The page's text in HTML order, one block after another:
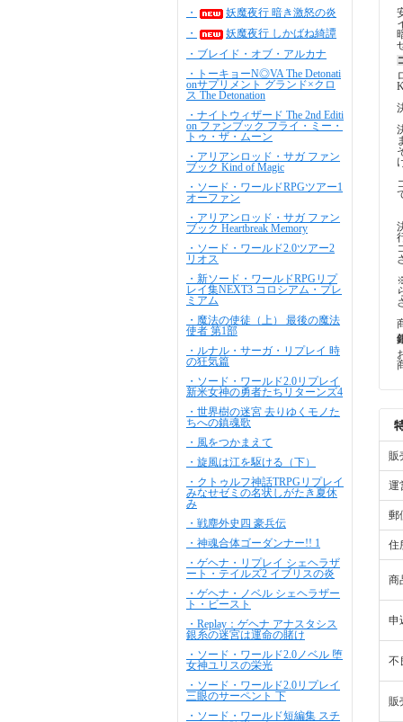
・
妖魔夜行 暗き激怒の炎
・
妖魔夜行 しかばね綺譚
・ブレイド・オブ・アルカナ
・トーキョーN◎VA The Detonati
onサプリメント グランド×クロ
ス The Detonation
・ナイトウィザード The 2nd Editi
on ファンブック フライ・ミー・
トゥ・ザ・ムーン
・アリアンロッド・サガ ファン
ブック Kind of Magic
・ソード・ワールドRPGツアー1
オーファン
・アリアンロッド・サガ ファン
ブック Heartbreak Memory
・ソード・ワールド2.0ツアー2
リオス
・新ソード・ワールドRPGリプ
レイ集NEXT3 コロシアム・プレ
ミアム
・魔法の使徒（上） 最後の魔法
使者 第1部
・ルナル・サーガ・リプレイ 時
の狂気篇
・ソード・ワールド2.0リプレイ
新米女神の勇者たちリターンズ4
・世界樹の迷宮 去りゆくモノた
ちへの鎮魂歌
・風をつかまえて
・旋風は江を駆ける（下）
・クトゥルフ神話TRPGリプレイ
みなせゼミの名状しがたき夏休
み
・戦塵外史四 豪兵伝
・神魂合体ゴーダンナー!! 1
・ゲヘナ・リプレイ シェヘラザ
ート・テイルズ2 イブリスの炎
・ゲヘナ・ノベル シェヘラザー
ト・ビースト
・Replay：ゲヘナ アナスタシス
銀糸の迷宮は運命の賭け
・ソード・ワールド2.0ノベル 堕
女神ユリスの栄光
・ソード・ワールド2.0リプレイ
三眼のサーペント 下
・ソード・ワールド短編集 スチ
販
運
郵
住
商
申
不
販